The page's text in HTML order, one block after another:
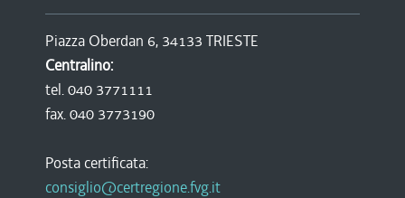
Piazza Oberdan 6, 34133 TRIESTE
Centralino:
tel. 040 3771111
fax. 040 3773190
Posta certificata:
consiglio@certregione.fvg.it